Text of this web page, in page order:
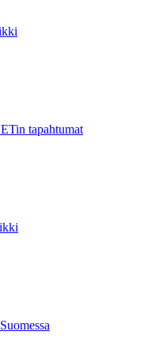
tapahtumat